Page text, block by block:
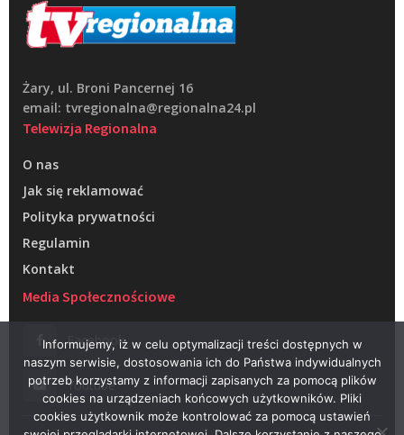
Żary, ul. Broni Pancernej 16
email: tvregionalna@regionalna24.pl
Telewizja Regionalna
O nas
Jak się reklamować
Polityka prywatności
Regulamin
Kontakt
Media Społecznościowe
Facebook
Youtube
Informujemy, iż w celu optymalizacji treści dostępnych w
naszym serwisie, dostosowania ich do Państwa indywidualnych
potrzeb korzystamy z informacji zapisanych za pomocą plików
cookies na urządzeniach końcowych użytkowników. Pliki
cookies użytkownik może kontrolować za pomocą ustawień